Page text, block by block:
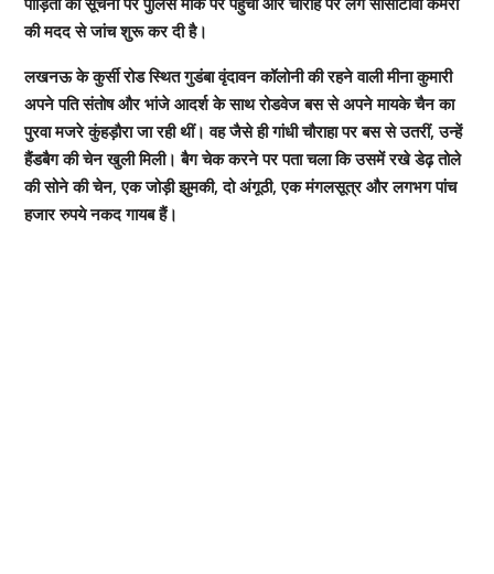
की मदद से जांच शुरू कर दी है।
लखनऊ के कुर्सी रोड स्थित गुडंबा वृंदावन कॉलोनी की रहने वाली मीना कुमारी
अपने पति संतोष और भांजे आदर्श के साथ रोडवेज बस से अपने मायके चैन का
पुरवा मजरे कुंहड़ौरा जा रही थीं। वह जैसे ही गांधी चौराहा पर बस से उतरीं, उन्हें
हैंडबैग की चेन खुली मिली। बैग चेक करने पर पता चला कि उसमें रखे डेढ़ तोले
की सोने की चेन, एक जोड़ी झुमकी, दो अंगूठी, एक मंगलसूत्र और लगभग पांच
हजार रुपये नकद गायब हैं।